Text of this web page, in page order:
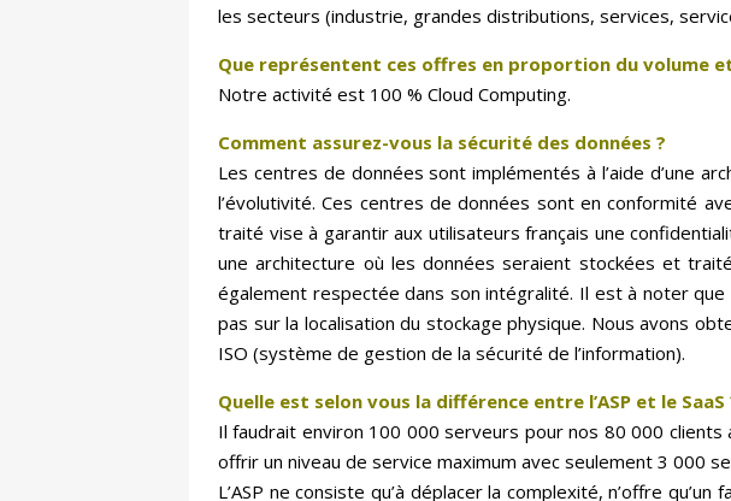
les secteurs (industrie, grandes distributions, services,
Que représentent ces offres en proportion du volume
Notre activité est 100 % Cloud Computing.
Comment assurez-vous la sécurité des données ?
Les centres de données sont implémentés à l’aide d’une
l’évolutivité. Ces centres de données sont en conformité
traité vise à garantir aux utilisateurs français une
une architecture où les données seraient stockées et
également respectée dans son intégralité. Il est à noter
pas sur la localisation du stockage physique. Nous avons
ISO (système de gestion de la sécurité de l’information).
Quelle est selon vous la différence entre l’ASP et le SaaS
Il faudrait environ 100 000 serveurs pour nos 80 000
offrir un niveau de service maximum avec seulement 3 000
L’ASP ne consiste qu’à déplacer la complexité, n’offre